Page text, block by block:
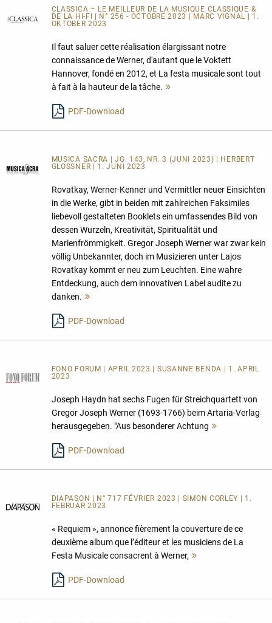
CLASSICA – LE MEILLEUR DE LA MUSIQUE CLASSIQUE &
DE LA HI-FI | N° 256 - OCTOBRE 2023 | MARC VIGNAL | 1.
OKTOBER 2023
Il faut saluer cette réalisation élargissant notre
connaissance de Werner, d'autant que le Voktett
Hannover, fondé en 2012, et La festa musicale sont tout
à fait à la hauteur de la tâche.
PDF-Download
MUSICA SACRA | JG. 143, NR. 3 (JUNI 2023) | HERBERT
GLOSSNER | 1. JUNI 2023
Rovatkay, Werner-Kenner und Vermittler neuer Einsichten
in die Werke, gibt in beiden mit zahlreichen Faksimiles
liebevoll gestalteten Booklets ein umfassendes Bild von
dessen Wurzeln, Kreativität, Spiritualität und
Marienfrömmigkeit. Gregor Joseph Werner war zwar kein
völlig Unbekannter, doch im Musizieren unter Lajos
Rovatkay kommt er neu zum Leuchten. Eine wahre
Entdeckung, auch dem innovativen Label audite zu
danken.
PDF-Download
FONO FORUM | APRIL 2023 | SUSANNE BENDA | 1. APRIL
2023
Joseph Haydn hat sechs Fugen für Streichquartett von
Gregor Joseph Werner (1693-1766) beim Artaria-Verlag
herausgegeben. "Aus besonderer Achtung
PDF-Download
DIAPASON | N° 717 FÉVRIER 2023 | SIMON CORLEY | 1.
FEBRUAR 2023
« Requiem », annonce fièrement la couverture de ce
deuxième album que l’éditeur et les musiciens de La
Festa Musicale consacrent à Werner,
PDF-Download